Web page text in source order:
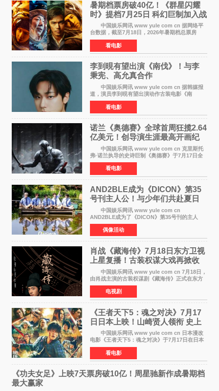
暑期档票房破40亿！《群星闪耀
时》提档7月25日 科幻巨制加入战
中国娱乐网讯 www yule com cn 据网络平
台数据，截至7月18日，2026年暑期档总票房
（含预售）已正式突破40亿元大关，年度总票房
也随之逼近197亿元。超百部中外佳片同台竞技，
点燃了盛夏的电
看电影
李到晛有望出演《南伐》！与李
秉宪、高允真合作
中国娱乐网讯 www yule com cn 据韩媒报
道，演员李到晛有望出演动作古装电影《南
伐》，与李秉宪、高允真合作，引发关注。
该片为动作古装片，讲述朝鲜初期，为了解救被
倭寇绑走的俘虏，9
看电影
诺兰《奥德赛》全球首周狂揽2.64
亿美元！创导演生涯最高开画纪
中国娱乐网讯 www yule com cn 克里斯托
弗·诺兰执导的史诗巨制《奥德赛》于7月17日全
球上映，首周末票房表现远超预期——北美首周
三天粗报1 245亿美元（开画3919馆），全球首周
2 641亿美元
看电影
AND2BLE成为《DICON》第35
号刊主人公！与少年们共赴夏日
之约
中国娱乐网讯 www yule com cn
AND2BLE成为了《DICON》第35号刊的主人
公，本期标题为And The Summer。作为出道后
首次担任杂志画报主角的完整体，AND2BLE用清
澈的少年感与全新的夏天相遇了
偶像活动
肖战《藏海传》7月18日东方卫视
上星复播！古装权谋大戏再掀收
视热潮
中国娱乐网讯 www yule com cn 7月18日，
由肖战主演的古装权谋剧《藏海传》正式在东方
卫视上星复播，引发广泛关注。该剧此前已在网
络平台播出，凭借精良制作和紧凑剧情收获不俗
口碑，此次上
电视剧
《王者天下5：魂之对决》7月17
日日本上映！山崎贤人领衔 史上
最大“函谷关防卫战”
中国娱乐网讯 www yule com cn 日本漫改
电影《王者天下5：魂之对决》于7月17日在日本
全国上映。这部由佐藤信介执导、山崎贤人主演
的历史动作片，改编自原泰久同名人气漫画，继
续讲述信和漂
看电影
《功夫女足》上映7天票房破10亿！周星驰新作成暑期档
最大赢家